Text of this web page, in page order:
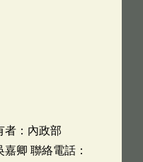
者：內政部
卿 聯絡電話：